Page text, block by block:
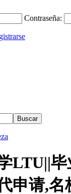
Contraseña:
LTU||
申请,